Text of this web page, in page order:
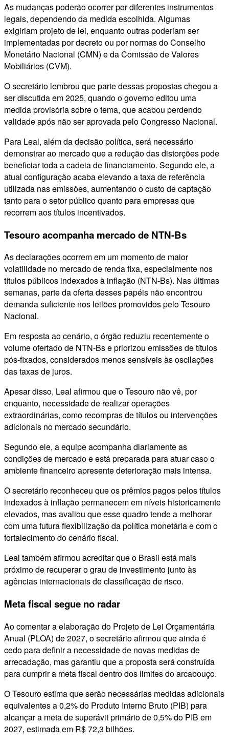
As mudanças poderão ocorrer por diferentes instrumentos
legais, dependendo da medida escolhida. Algumas
exigiriam projeto de lei, enquanto outras poderiam ser
implementadas por decreto ou por normas do Conselho
Monetário Nacional (CMN) e da Comissão de Valores
Mobiliários (CVM).
O secretário lembrou que parte dessas propostas chegou a
ser discutida em 2025, quando o governo editou uma
medida provisória sobre o tema, que acabou perdendo
validade após não ser aprovada pelo Congresso Nacional.
Para Leal, além da decisão política, será necessário
demonstrar ao mercado que a redução das distorções pode
beneficiar toda a cadeia de financiamento. Segundo ele, a
atual configuração acaba elevando a taxa de referência
utilizada nas emissões, aumentando o custo de captação
tanto para o setor público quanto para empresas que
recorrem aos títulos incentivados.
Tesouro acompanha mercado de NTN-Bs
As declarações ocorrem em um momento de maior
volatilidade no mercado de renda fixa, especialmente nos
títulos públicos indexados à inflação (NTN-Bs). Nas últimas
semanas, parte da oferta desses papéis não encontrou
demanda suficiente nos leilões promovidos pelo Tesouro
Nacional.
Em resposta ao cenário, o órgão reduziu recentemente o
volume ofertado de NTN-Bs e priorizou emissões de títulos
pós-fixados, considerados menos sensíveis às oscilações
das taxas de juros.
Apesar disso, Leal afirmou que o Tesouro não vê, por
enquanto, necessidade de realizar operações
extraordinárias, como recompras de títulos ou intervenções
adicionais no mercado secundário.
Segundo ele, a equipe acompanha diariamente as
condições de mercado e está preparada para atuar caso o
ambiente financeiro apresente deterioração mais intensa.
O secretário reconheceu que os prêmios pagos pelos títulos
indexados à inflação permanecem em níveis historicamente
elevados, mas avaliou que esse quadro tende a melhorar
com uma futura flexibilização da política monetária e com o
fortalecimento do cenário fiscal.
Leal também afirmou acreditar que o Brasil está mais
próximo de recuperar o grau de investimento junto às
agências internacionais de classificação de risco.
Meta fiscal segue no radar
Ao comentar a elaboração do Projeto de Lei Orçamentária
Anual (PLOA) de 2027, o secretário afirmou que ainda é
cedo para definir a necessidade de novas medidas de
arrecadação, mas garantiu que a proposta será construída
para cumprir a meta fiscal dentro dos limites do arcabouço.
O Tesouro estima que serão necessárias medidas adicionais
equivalentes a 0,2% do Produto Interno Bruto (PIB) para
alcançar a meta de superávit primário de 0,5% do PIB em
2027, estimada em R$ 72,3 bilhões.